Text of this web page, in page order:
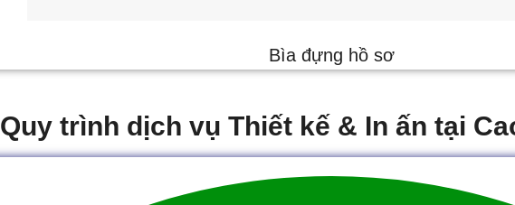
Bìa đựng hồ sơ
Quy trình dịch vụ Thiết kế & In ấn tại